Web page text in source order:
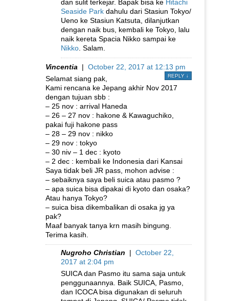
dan sulit terkejar. Bapak bisa ke Hitachi
Seaside Park dahulu dari Stasiun Tokyo/
Ueno ke Stasiun Katsuta, dilanjutkan
dengan naik bus, kembali ke Tokyo, lalu
naik kereta Spacia Nikko sampai ke
Nikko. Salam.
Vincentia | October 22, 2017 at 12:13 pm
REPLY ↓
Selamat siang pak,
Kami rencana ke Jepang akhir Nov 2017
dengan tujuan sbb :
– 25 nov : arrival Haneda
– 26 – 27 nov : hakone & Kawaguchiko,
pakai fuji hakone pass
– 28 – 29 nov : nikko
– 29 nov : tokyo
– 30 niv – 1 dec : kyoto
– 2 dec : kembali ke Indonesia dari Kansai
Saya tidak beli JR pass, mohon advise :
– sebaiknya saya beli suica atau pasmo ?
– apa suica bisa dipakai di kyoto dan osaka?
Atau hanya Tokyo?
– suica bisa dikembalikan di osaka jg ya
pak?
Maaf banyak tanya krn masih bingung.
Terima kasih.
Nugroho Christian | October 22,
2017 at 2:04 pm
SUICA dan Pasmo itu sama saja untuk
penggunaannya. Baik SUICA, Pasmo,
dan ICOCA bisa digunakan di seluruh